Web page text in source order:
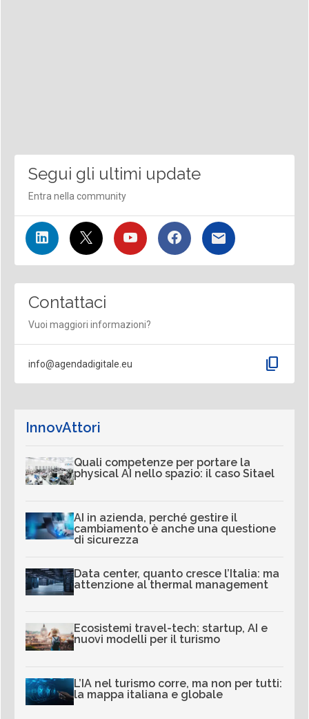
Segui gli ultimi update
Entra nella community
Contattaci
Vuoi maggiori informazioni?
info@agendadigitale.eu content_copy
InnovAttori
Quali competenze per portare la
physical AI nello spazio: il caso Sitael
AI in azienda, perché gestire il
cambiamento è anche una questione
di sicurezza
Data center, quanto cresce l’Italia: ma
attenzione al thermal management
Ecosistemi travel-tech: startup, AI e
nuovi modelli per il turismo
L’IA nel turismo corre, ma non per tutti:
la mappa italiana e globale